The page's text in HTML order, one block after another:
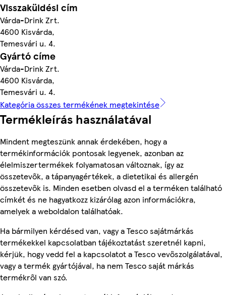
Visszaküldési cím
Várda-Drink Zrt.
4600 Kisvárda,
Temesvári u. 4.
Gyártó címe
Várda-Drink Zrt.
4600 Kisvárda,
Temesvári u. 4.
Kategória összes termékének megtekintése
Termékleírás használatával
Mindent megteszünk annak érdekében, hogy a
termékinformációk pontosak legyenek, azonban az
élelmiszertermékek folyamatosan változnak, így az
összetevők, a tápanyagértékek, a dietetikai és allergén
összetevők is. Minden esetben olvasd el a terméken található
címkét és ne hagyatkozz kizárólag azon információkra,
amelyek a weboldalon találhatóak.
Ha bármilyen kérdésed van, vagy a Tesco sajátmárkás
termékekkel kapcsolatban tájékoztatást szeretnél kapni,
kérjük, hogy vedd fel a kapcsolatot a Tesco vevőszolgálatával,
vagy a termék gyártójával, ha nem Tesco saját márkás
termékről van szó.